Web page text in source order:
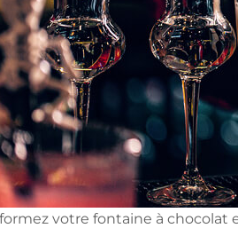
votre fontaine à chocolat